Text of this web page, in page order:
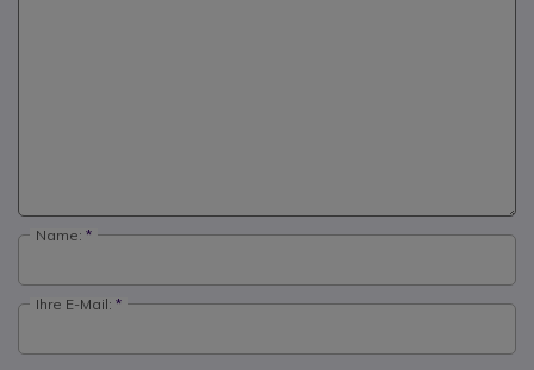
Name:
Ihre E-Mail: